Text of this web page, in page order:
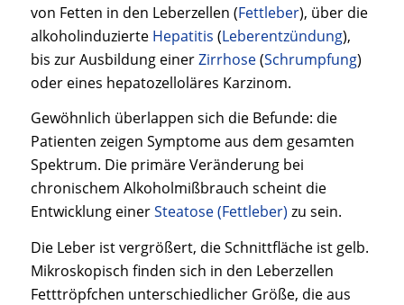
von Fetten in den Leberzellen (Fettleber), über die
alkoholinduzierte Hepatitis (Leberentzündung),
bis zur Ausbildung einerZirrhose(Schrumpfung)
oder eines hepatozelloläres Karzinom.
Gewöhnlich überlappen sich die Befunde: die
Patienten zeigen Symptome aus dem gesamten
Spektrum. Die primäre Veränderung bei
chronischem Alkoholmißbrauch scheint die
Entwicklung einerSteatose (Fettleber) zu sein.
Die Leber ist vergrößert, die Schnittfläche ist gelb.
Mikroskopisch finden sich in den Leberzellen
Fetttröpfchen unterschiedlicher Größe, die aus